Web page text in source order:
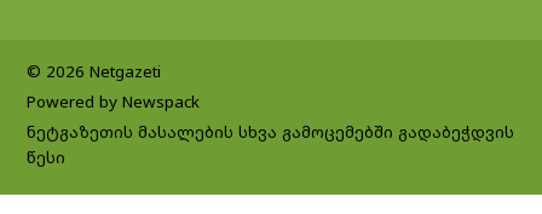
© 2026 Netgazeti
Powered by Newspack
ნეტგაზეთის მასალების სხვა გამოცემებში გადაბეჭდვის
წესი